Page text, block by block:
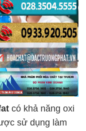
có khả năng oxi
sử dụng làm